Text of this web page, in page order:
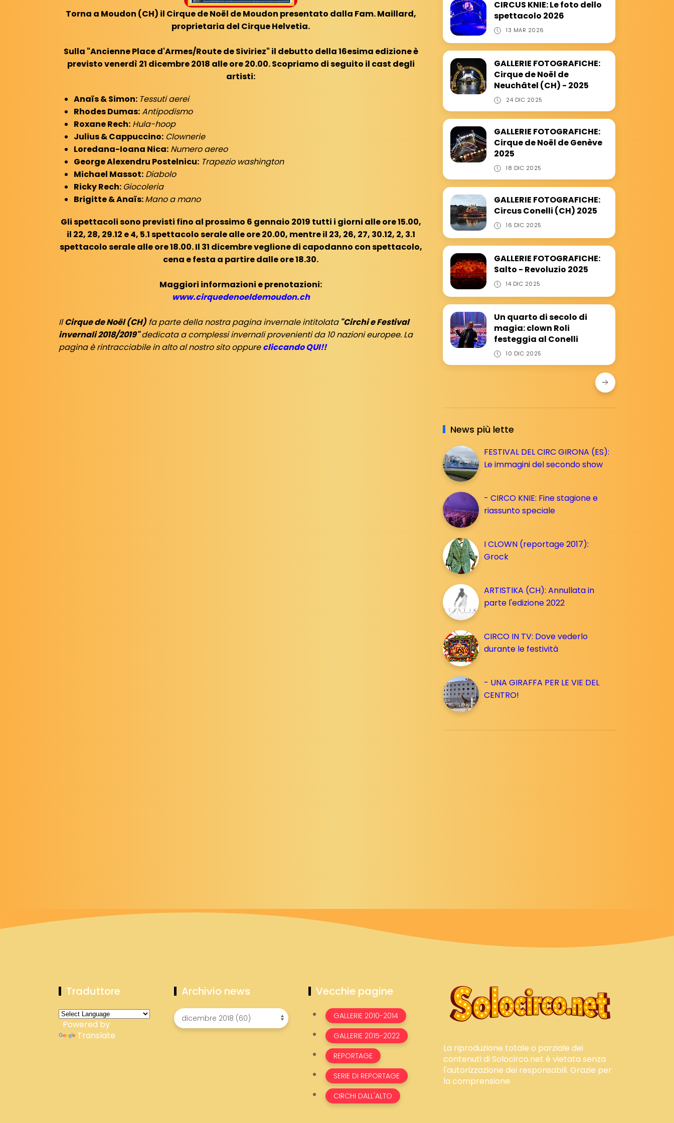
Torna a Moudon (CH) il Cirque de Noël de Moudon presentato dalla Fam. Maillard,
proprietaria del Cirque Helvetia.
Sulla "Ancienne Place d'Armes/Route de Siviriez" il debutto della 16esima edizione è
previsto venerdì 21 dicembre 2018 alle ore 20.00. Scopriamo di seguito il cast degli
artisti:
Anaïs & Simon: Tessuti aerei
Rhodes Dumas:Antipodismo
Roxane Rech: Hula-hoop
Julius & Cappuccino: Clownerie
Loredana-Ioana Nica: Numero aereo
George Alexendru Postelnicu: Trapezio washington
Michael Massot: Diabolo
Ricky Rech: Giocoleria
Brigitte & Anaïs:Mano a mano
Gli spettacoli sono previsti fino al prossimo 6 gennaio 2019 tutti i giorni alle ore 15.00,
il 22, 28, 29.12 e 4, 5.1 spettacolo serale alle ore 20.00, mentre il 23, 26, 27, 30.12, 2, 3.1
spettacolo serale alle ore 18.00. Il 31 dicembre veglione di capodanno con spettacolo,
cena e festa a partire dalle ore 18.30.
Maggiori informazioni e prenotazioni:
www.cirquedenoeldemoudon.ch
IlCirque de Noël (CH) fa parte della nostra pagina invernale intitolata"Circhi e Festival
invernali 2018/2019"dedicata a complessi invernali provenienti da 10 nazioni europee. La
pagina è rintracciabile in alto al nostro sito oppurecliccando QUI!!
CIRCUS KNIE: Le foto dello
spettacolo 2026
13 MAR 2026
GALLERIE FOTOGRAFICHE:
Cirque de Noël de
Neuchâtel (CH) - 2025
24 DIC 2025
GALLERIE FOTOGRAFICHE:
Cirque de Noël de Genève
2025
18 DIC 2025
GALLERIE FOTOGRAFICHE:
Circus Conelli (CH) 2025
16 DIC 2025
GALLERIE FOTOGRAFICHE:
Salto - Revoluzio 2025
14 DIC 2025
Un quarto di secolo di
magia: clown Roli
festeggia al Conelli
10 DIC 2025
News più lette
FESTIVAL DEL CIRC GIRONA (ES):
Le immagini del secondo show
- CIRCO KNIE: Fine stagione e
riassunto speciale
I CLOWN (reportage 2017):
Grock
ARTISTIKA (CH): Annullata in
parte l'edizione 2022
CIRCO IN TV: Dove vederlo
durante le festività
- UNA GIRAFFA PER LE VIE DEL
CENTRO!
Traduttore
Powered by
Translate
Archivio news Vecchie pagine
GALLERIE 2010-2014
GALLERIE 2015-2022
REPORTAGE
SERIE DI REPORTAGE
CIRCHI DALL'ALTO
La riproduzione totale o parziale dei
contenuti di Solocirco.net è vietata senza
l'autorizzazione dei responsabili. Grazie per
la comprensione